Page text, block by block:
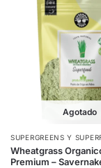
Agotado
SUPERGREENS Y
Wheatgrass
Premium –